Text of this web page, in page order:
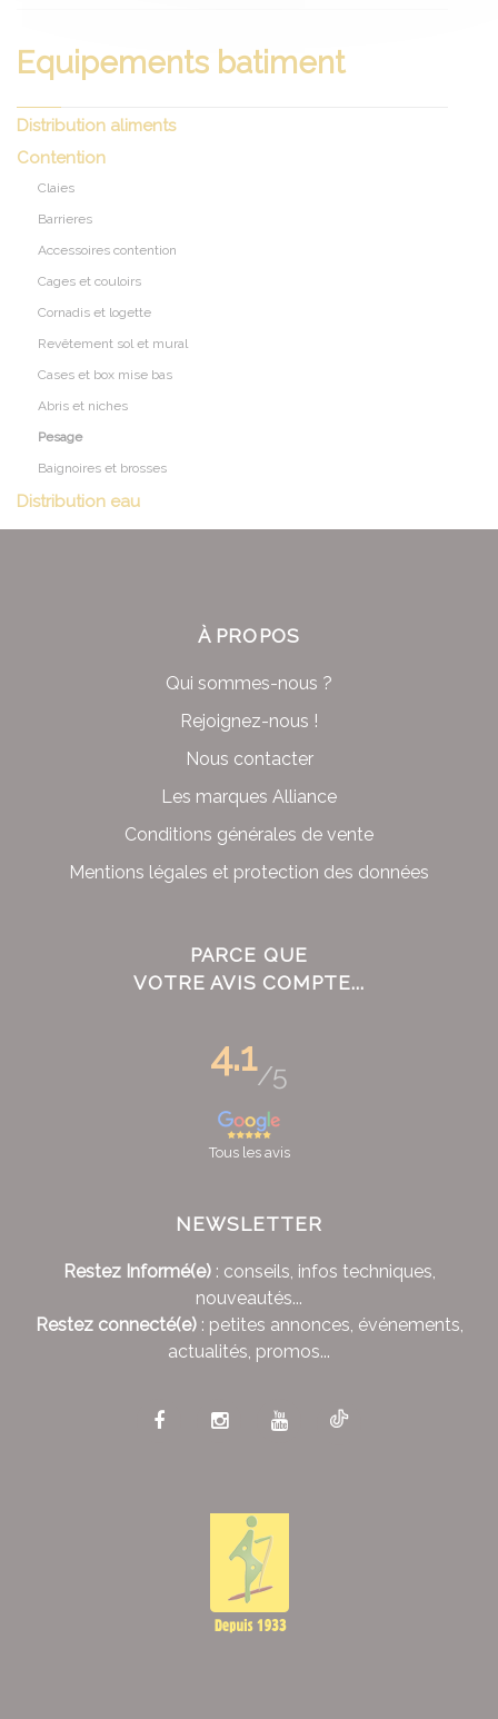
Equipements batiment
Distribution aliments
Contention
Claies
Barrieres
Accessoires contention
Cages et couloirs
Cornadis et logette
Revêtement sol et mural
Cases et box mise bas
Abris et niches
Pesage
Baignoires et brosses
Distribution eau
À PROPOS
Qui sommes-nous ?
Rejoignez-nous !
Nous contacter
Les marques Alliance
Conditions générales de vente
Mentions légales et protection des données
PARCE QUE
VOTRE AVIS COMPTE...
4.1/5
Tous les avis
NEWSLETTER
Restez Informé(e): conseils, infos techniques,
nouveautés...
Restez connecté(e): petites annonces, événements,
actualités, promos...